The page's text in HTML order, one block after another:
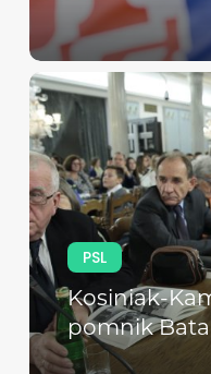
PSL
Kosiniak-
pomnik